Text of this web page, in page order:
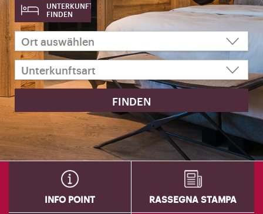
UNTERKUNFT
FINDEN
INFO POINT RASSEGNA STAMPA